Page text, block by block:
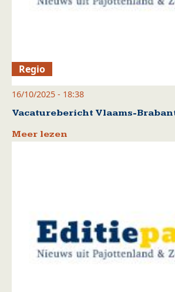
Regio
16/10/2025 - 18:38
Vacaturebericht Vlaams-
Meer lezen